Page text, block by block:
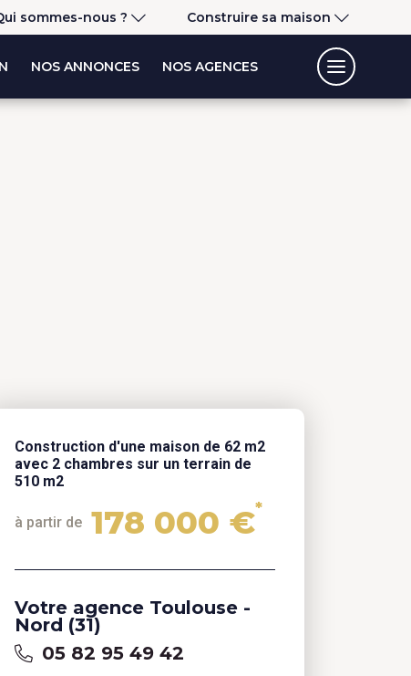
sommes-nous ? Construire sa maison
NOS ANNONCES NOS AGENCES
Construction d'une maison de 62 m2
avec 2 chambres sur un terrain de
510 m2
à partir de 178 000 €*
Votre agence Toulouse -
Nord (31)
05 82 95 49 42